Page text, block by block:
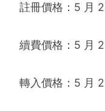
註冊價格：5 月
續費價格：5 月
轉入價格：5 月